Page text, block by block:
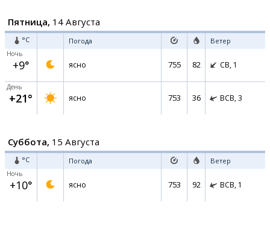
Пятница, 14 Августа
°C Погода Ветер
Ночь
+9° ясно 755 82 СВ, 1
День
+21° ясно 753 36 ВСВ, 3
Суббота, 15 Августа
°C Погода Ветер
Ночь
+10° ясно 753 92 ВСВ, 1